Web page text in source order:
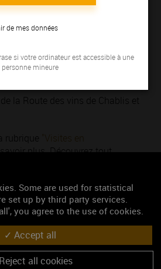
de mes données
si votre ordinateur est accessible à une
personne mineure
la Route des vins de Chablis et
rubrique
"Visites en
plus. Découvrez tout
Some are used for statistical
set up by third party services.
you agree to the use of cookies.
Accept all
Reject all cookies